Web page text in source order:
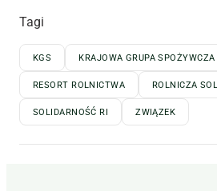
Tagi
KGS KRAJOWA GRUPA SPOŻYWCZA
RESORT ROLNICTWA ROLNICZA
SOLIDARNOŚĆ RI ZWIĄZEK